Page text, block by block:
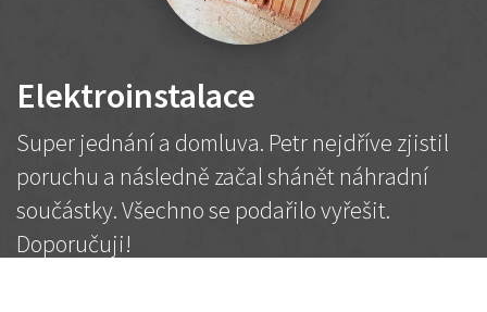
Elektroinstalace
Super jednání a domluva. Petr nejdříve zjistil
poruchu a následně začal shánět náhradní
součástky. Všechno se podařilo vyřešit.
Doporučuji!